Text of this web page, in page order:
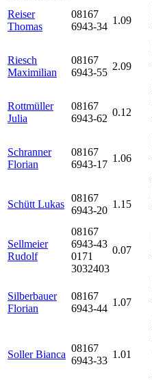
Reiser
Thomas
08167
6943-34
1.09
Riesch
Maximilian
08167
6943-55
2.09
Rottmüller
Julia
08167
6943-62
0.12
Schranner
Florian
08167
6943-17
1.06
Schütt Lukas
08167
6943-20
1.15
Sellmeier
Rudolf
08167
6943-43
0171
3032403
0.07
Silberbauer
Florian
08167
6943-44
1.07
Soller Bianca
08167
6943-33
1.01